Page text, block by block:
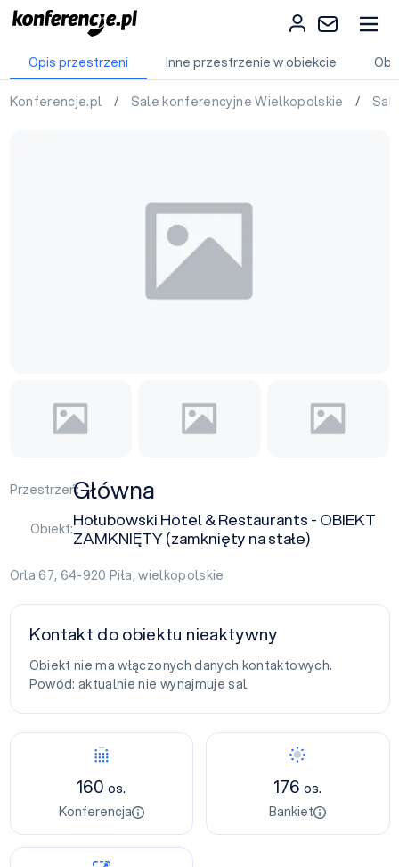
Opis przestrzeni Inne przestrzenie w obiekcie
Konferencje.pl / Sale konferencyjne Wielkopolskie /
Przestrzeń:Główna
Obiekt:Hołubowski Hotel & Restaurants - OBIEKT
ZAMKNIĘTY (zamknięty na stałe)
Orla 67, 64-920Piła,wielkopolskie
160os.
Konferencja
176os.
Bankiet
Kontakt do obiektu nieaktywny
Obiekt nie ma włączonych danych kontaktowych.
Powód: aktualnie nie wynajmuje sal.